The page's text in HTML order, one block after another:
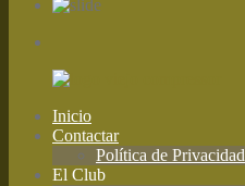
Inicio
Contactar
Política de Privacidad
El Club